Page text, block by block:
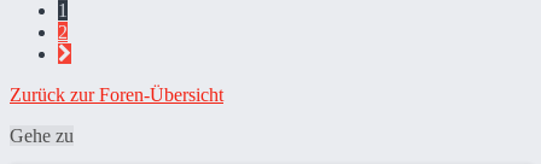
1
2
Zurück zur Foren-Übersicht
Gehe zu